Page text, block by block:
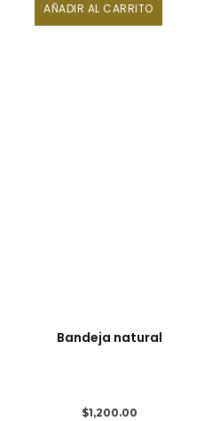
AÑADIR AL CARRITO
Bandeja natural
$1,200.00